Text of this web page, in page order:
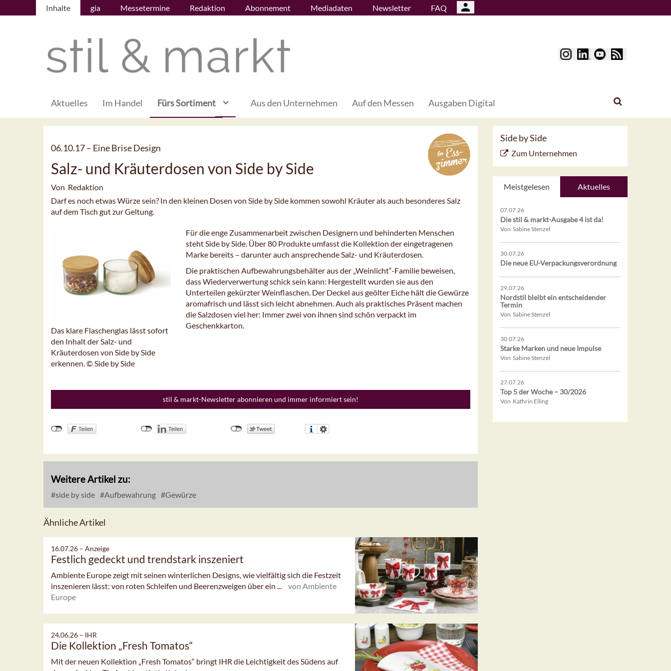
Inhalte gia Messetermine Redaktion Abonnement Mediadaten Newsletter FAQ
Aktuelles Im Handel Fürs Sortiment Aus den Unternehmen Auf den Messen Ausgaben Digital
06.10.17 – Eine Brise Design
Salz- und Kräuterdosen von Side by Side
Von Redaktion
Darf es noch etwas Würze sein? In den kleinen Dosen von Side by Side kommen sowohl Kräuter als auch besonderes Salz
auf dem Tisch gut zur Geltung.
Das klare Flaschenglas lässt sofort
den Inhalt der Salz- und
Kräuterdosen von Side by Side
erkennen. © Side by Side
Für die enge Zusammenarbeit zwischen Designern und behinderten Menschen
steht Side by Side. Über 80 Produkte umfasst die Kollektion der eingetragenen
Marke bereits – darunter auch ansprechende Salz- und Kräuterdosen.
Die praktischen Aufbewahrungsbehälter aus der „Weinlicht“-Familie beweisen,
dass Wiederverwertung schick sein kann: Hergestellt wurden sie aus den
Unterteilen gekürzter Weinflaschen. Der Deckel aus geölter Eiche hält die Gewürze
aromafrisch und lässt sich leicht abnehmen. Auch als praktisches Präsent machen
die Salzdosen viel her: Immer zwei von ihnen sind schön verpackt im
Geschenkkarton.
stil & markt-Newsletter abonnieren und immer informiert sein!
Weitere Artikel zu:
side by side Aufbewahrung Gewürze
Ähnliche Artikel
16.07.26 – Anzeige
Festlich gedeckt und trendstark inszeniert
Ambiente Europe zeigt mit seinen winterlichen Designs, wie vielfältig sich die Festzeit
inszenieren lässt: von roten Schleifen und Beerenzweigen über ein ...
von Ambiente
Europe
24.06.26 – IHR
Die Kollektion „Fresh Tomatos“
Mit der neuen Kollektion „Fresh Tomatos“ bringt IHR die Leichtigkeit des Südens auf
Side by Side
Zum Unternehmen
Meistgelesen Aktuelles
07.07.26
Die stil & markt-Ausgabe 4 ist da!
Von Sabine Stenzel
30.07.26
Die neue EU-Verpackungsverordnung
29.07.26
Nordstil bleibt ein entscheidender
Termin
Von Sabine Stenzel
30.07.26
Starke Marken und neue Impulse
Von Sabine Stenzel
27.07.26
Top 5 der Woche – 30/2026
Von Kathrin Elling